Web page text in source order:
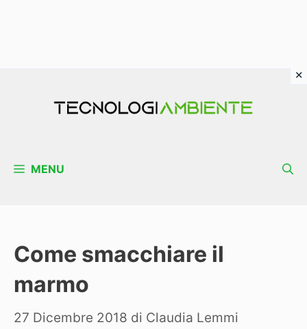
MENU
Come smacchiare il
marmo
27 Dicembre 2018 di Claudia Lemmi